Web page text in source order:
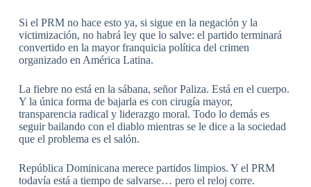
Si el PRM no hace esto ya, si sigue en la negación y la
victimización, no habrá ley que lo salve: el partido terminará
convertido en la mayor franquicia política del crimen
organizado en América Latina.
La fiebre no está en la sábana, señor Paliza. Está en el cuerpo.
Y la única forma de bajarla es con cirugía mayor,
transparencia radical y liderazgo moral. Todo lo demás es
seguir bailando con el diablo mientras se le dice a la sociedad
que el problema es el salón.
República Dominicana merece partidos limpios. Y el PRM
todavía está a tiempo de salvarse… pero el reloj corre.